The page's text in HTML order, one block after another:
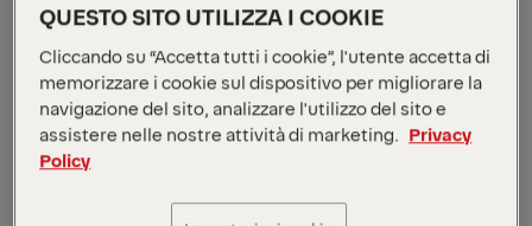
Epslink di EPSILON e offre agli operatori una scelta
tra tre diversi metodi di controllo.
*A seconda della variante e dell'equipaggiamento
selezionato.
Apri diagrammi
QUESTO SITO UTILIZZA I COOKIE
Cliccando su “Accetta tutti i cookie”, l'utente accetta di
memorizzare i cookie sul dispositivo per migliorare la
navigazione del sito, analizzare l'utilizzo del sito e
assistere nelle nostre attività di marketing. Privacy
Policy